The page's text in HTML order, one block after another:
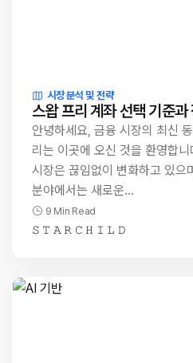
시장 분석 및 전략
스왑 프리 계좌 선택 기준
안녕하세요, 금융 시장의 최신
리는 이곳에 오신 것을 환영합
시장은 끊임없이 변화하고 있
분야에서는 새로운…
9 Min Read
𝚂 𝚃 𝙰 𝚁 𝙲 𝙷 𝙸 𝙻 𝙳